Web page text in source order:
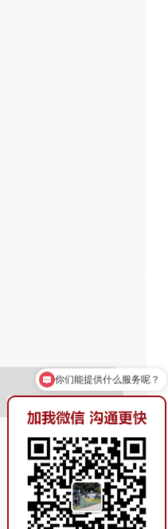
您近期考察计划大约去哪个国家？